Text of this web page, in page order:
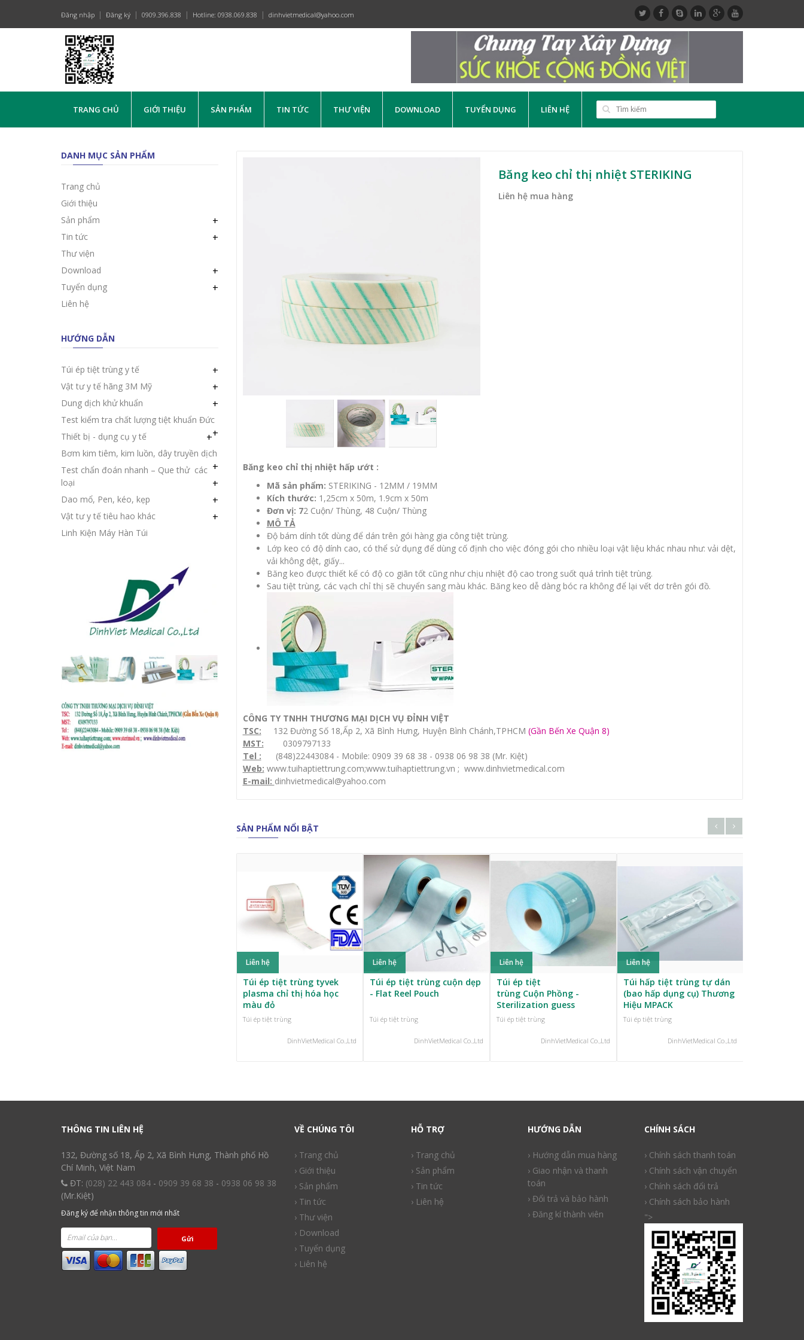
Đăng nhập Đăng ký 0909.396.838 Hotline: 0938.069.838 dinhvietmedical@yahoo.com
TRANG CHỦ GIỚI THIỆU SẢN PHẨM TIN TỨC THƯ VIỆN DOWNLOAD TUYỂN DỤNG LIÊN HỆ
DANH MỤC SẢN PHẨM
Trang chủ
Giới thiệu
Sản phẩm
+
Tin tức +
Thư viện
Download
+
Tuyển dụng +
Liên hệ
HƯỚNG DẪN
Túi ép tiệt trùng y tế +
Vật tư y tế hãng 3M Mỹ +
Dung dịch khử khuẩn +
Test kiểm tra chất lượng tiệt khuẩn Đức
+
Thiết bị - dụng cụ y tế +
Bơm kim tiêm, kim luồn, dây truyền dịch
+
Test chẩn đoán nhanh – Que thử các
loại
+
Dao mổ, Pen, kéo, kẹp +
Vật tư y tế tiêu hao khác +
Linh Kiện Máy Hàn Túi
Băng keo chỉ thị nhiệt STERIKING
Liên hệ mua hàng
Băng keo chỉ thị nhiệt hấp ướt :
Mã sản phẩm: STERIKING - 12MM / 19MM
Kích thước: 1,25cm x 50m, 1.9cm x 50m
Đơn vị: 72 Cuộn/ Thùng, 48 Cuộn/ Thùng
MÔ TẢ
Độ bám dính tốt dùng để dán trên gói hàng gia công tiệt trùng.
Lớp keo có độ dính cao, có thể sử dụng để dùng cố định cho việc đóng gói cho nhiều loại vật liệu khác nhau như: vải dệt,
vải không dệt, giấy...
Băng keo được thiết kế có độ co giãn tốt cũng như chịu nhiệt độ cao trong suốt quá trình tiệt trùng.
Sau tiệt trùng, các vạch chỉ thị sẽ chuyển sang màu khác. Băng keo dễ dàng bóc ra không để lại vết dơ trên gói đồ.
CÔNG TY TNHH THƯƠNG MẠI DỊCH VỤ ĐỈNH VIỆT
TSC: 132 Đường Số 18,Ấp 2, Xã Bình Hưng, Huyện Bình Chánh,TPHCM (Gần Bến Xe Quận 8)
MST: 0309797133
Tel : (848)22443084 - Mobile: 0909 39 68 38 - 0938 06 98 38 (Mr. Kiệt)
Web: www.tuihaptiettrung.com;www.tuihaptiettrung.vn ; www.dinhvietmedical.com
E-mail: dinhvietmedical@yahoo.com
SẢN PHẨM NỔI BẬT
Liên hệ
Túi ép tiệt trùng tyvek
plasma chỉ thị hóa học
màu đỏ
Túi ép tiệt trùng
DinhVietMedical Co.,Ltd
Liên hệ
Túi ép tiệt trùng cuộn dẹp
- Flat Reel Pouch
Túi ép tiệt trùng
DinhVietMedical Co.,Ltd
Liên hệ
Túi ép tiệt
trùng Cuộn Phồng -
Sterilization guess
Túi ép tiệt trùng
DinhVietMedical Co.,Ltd
Liên hệ
Túi hấp tiệt trùng tự dán
(bao hấp dụng cụ) Thương
Hiệu MPACK
Túi ép tiệt trùng
DinhVietMedical Co.,Ltd
THÔNG TIN LIÊN HỆ
132, Đường số 18, Ấp 2, Xã Bình Hưng, Thành phố Hồ
Chí Minh, Việt Nam
ĐT: (028) 22 443 084 - 0909 39 68 38 - 0938 06 98 38
(Mr.Kiệt)
Đăng ký để nhận thông tin mới nhất
Gửi
VỀ CHÚNG TÔI
› Trang chủ
› Giới thiệu
› Sản phẩm
› Tin tức
› Thư viện
› Download
› Tuyển dụng
› Liên hệ
HỖ TRỢ
› Trang chủ
› Sản phẩm
› Tin tức
› Liên hệ
HƯỚNG DẪN
› Hướng dẫn mua hàng
› Giao nhận và thanh
toán
› Đổi trả và bảo hành
› Đăng kí thành viên
CHÍNH SÁCH
› Chính sách thanh toán
› Chính sách vận chuyển
› Chính sách đổi trả
› Chính sách bảo hành
">